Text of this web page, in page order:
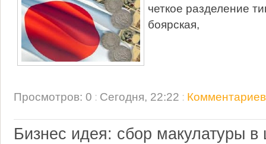
четкое разделение
боярская,
Просмотров: 0 : Сегодня, 22:22 :
Бизнес идея: сбор макулатуры в